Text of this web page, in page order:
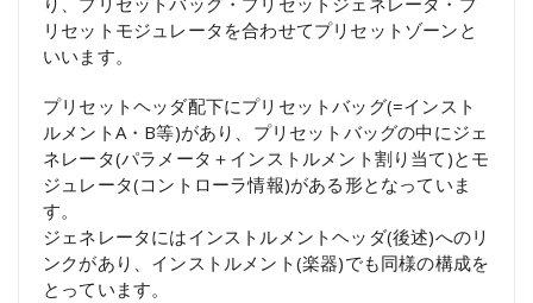
リセットモジュレータを合わせてプリセットゾーンと
いいます。
プリセットヘッダ配下にプリセットバッグ(=インスト
ルメントA・B等)があり、プリセットバッグの中にジェ
ネレータ(パラメータ＋インストルメント割り当て)とモ
ジュレータ(コントローラ情報)がある形となっていま
す。
ジェネレータにはインストルメントヘッダ(後述)へのリ
ンクがあり、インストルメント(楽器)でも同様の構成を
とっています。